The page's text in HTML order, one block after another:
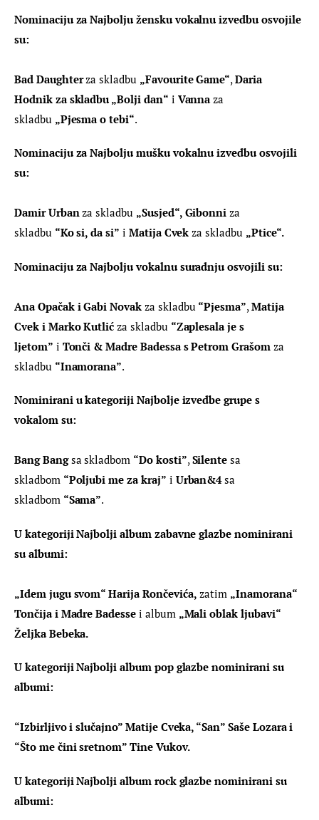
Nominaciju za Najbolju žensku vokalnu izvedbu osvojile
su:
Bad Daughter za skladbu „Favourite Game“, Daria
Hodnik za skladbu „Bolji dan“ i Vanna za
skladbu „Pjesma o tebi“.
Nominaciju za Najbolju mušku vokalnu izvedbu osvojili
su:
Damir Urban za skladbu „Susjed“, Gibonni za
skladbu “Ko si, da si” i Matija Cvek za skladbu „Ptice“.
Nominaciju za Najbolju vokalnu suradnju osvojili su:
Ana Opačak i Gabi Novak za skladbu “Pjesma”, Matija
Cvek i Marko Kutlić za skladbu “Zaplesala je s
ljetom” i Tonči & Madre Badessa s Petrom Grašom za
skladbu “Inamorana”.
Nominirani u kategoriji Najbolje izvedbe grupe s
vokalom su:
Bang Bang sa skladbom “Do kosti”, Silente sa
skladbom “Poljubi me za kraj” i Urban&4 sa
skladbom “Sama”.
U kategoriji Najbolji album zabavne glazbe nominirani
su albumi:
„Idem jugu svom“ Harija Rončevića, zatim „Inamorana“
Tončija i Madre Badesse i album „Mali oblak ljubavi“
Željka Bebeka.
U kategoriji Najbolji album pop glazbe nominirani su
albumi:
“Izbirljivo i slučajno” Matije Cveka, “San” Saše Lozara i
“Što me čini sretnom” Tine Vukov.
U kategoriji Najbolji album rock glazbe nominirani su
albumi: